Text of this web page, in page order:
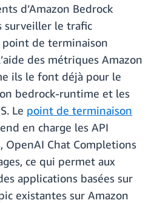
d’Amazon Bedrock
surveiller le trafic
point de terminaison
des métriques Amazon
ils le font déjà pour le
bedrock-runtime et les
Le point de terminaison
en charge les API
OpenAI Chat Completions
ce qui permet aux
applications basées sur
existantes sur Amazon